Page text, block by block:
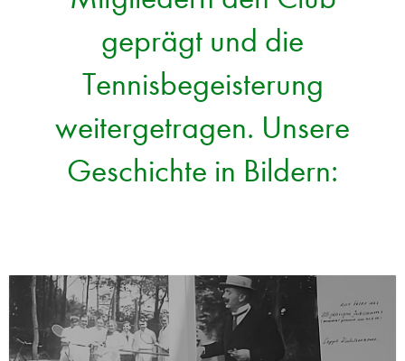
geprägt und die
Tennisbegeisterung
weitergetragen. Unsere
Geschichte in Bildern: